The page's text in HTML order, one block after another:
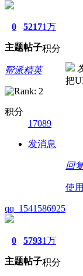
0
主题
5217
帖子
1万
积分
帮派精英
积分
17089
发消息
把
回
使
qq_1541586925
0
主题
5793
帖子
1万
积分